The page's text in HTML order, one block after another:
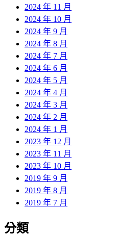
2024 年 11 月
2024 年 10 月
2024 年 9 月
2024 年 8 月
2024 年 7 月
2024 年 6 月
2024 年 5 月
2024 年 4 月
2024 年 3 月
2024 年 2 月
2024 年 1 月
2023 年 12 月
2023 年 11 月
2023 年 10 月
2019 年 9 月
2019 年 8 月
2019 年 7 月
分類